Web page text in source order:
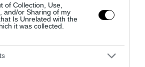
of Collection, Use,
and/or Sharing of my
Is Unrelated with the
it was collected.
si alternano tra di loro, è molto più